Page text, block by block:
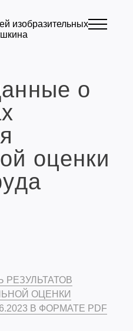
о
оценки
ОЦЕНКИ
В ФОРМАТЕ PDF